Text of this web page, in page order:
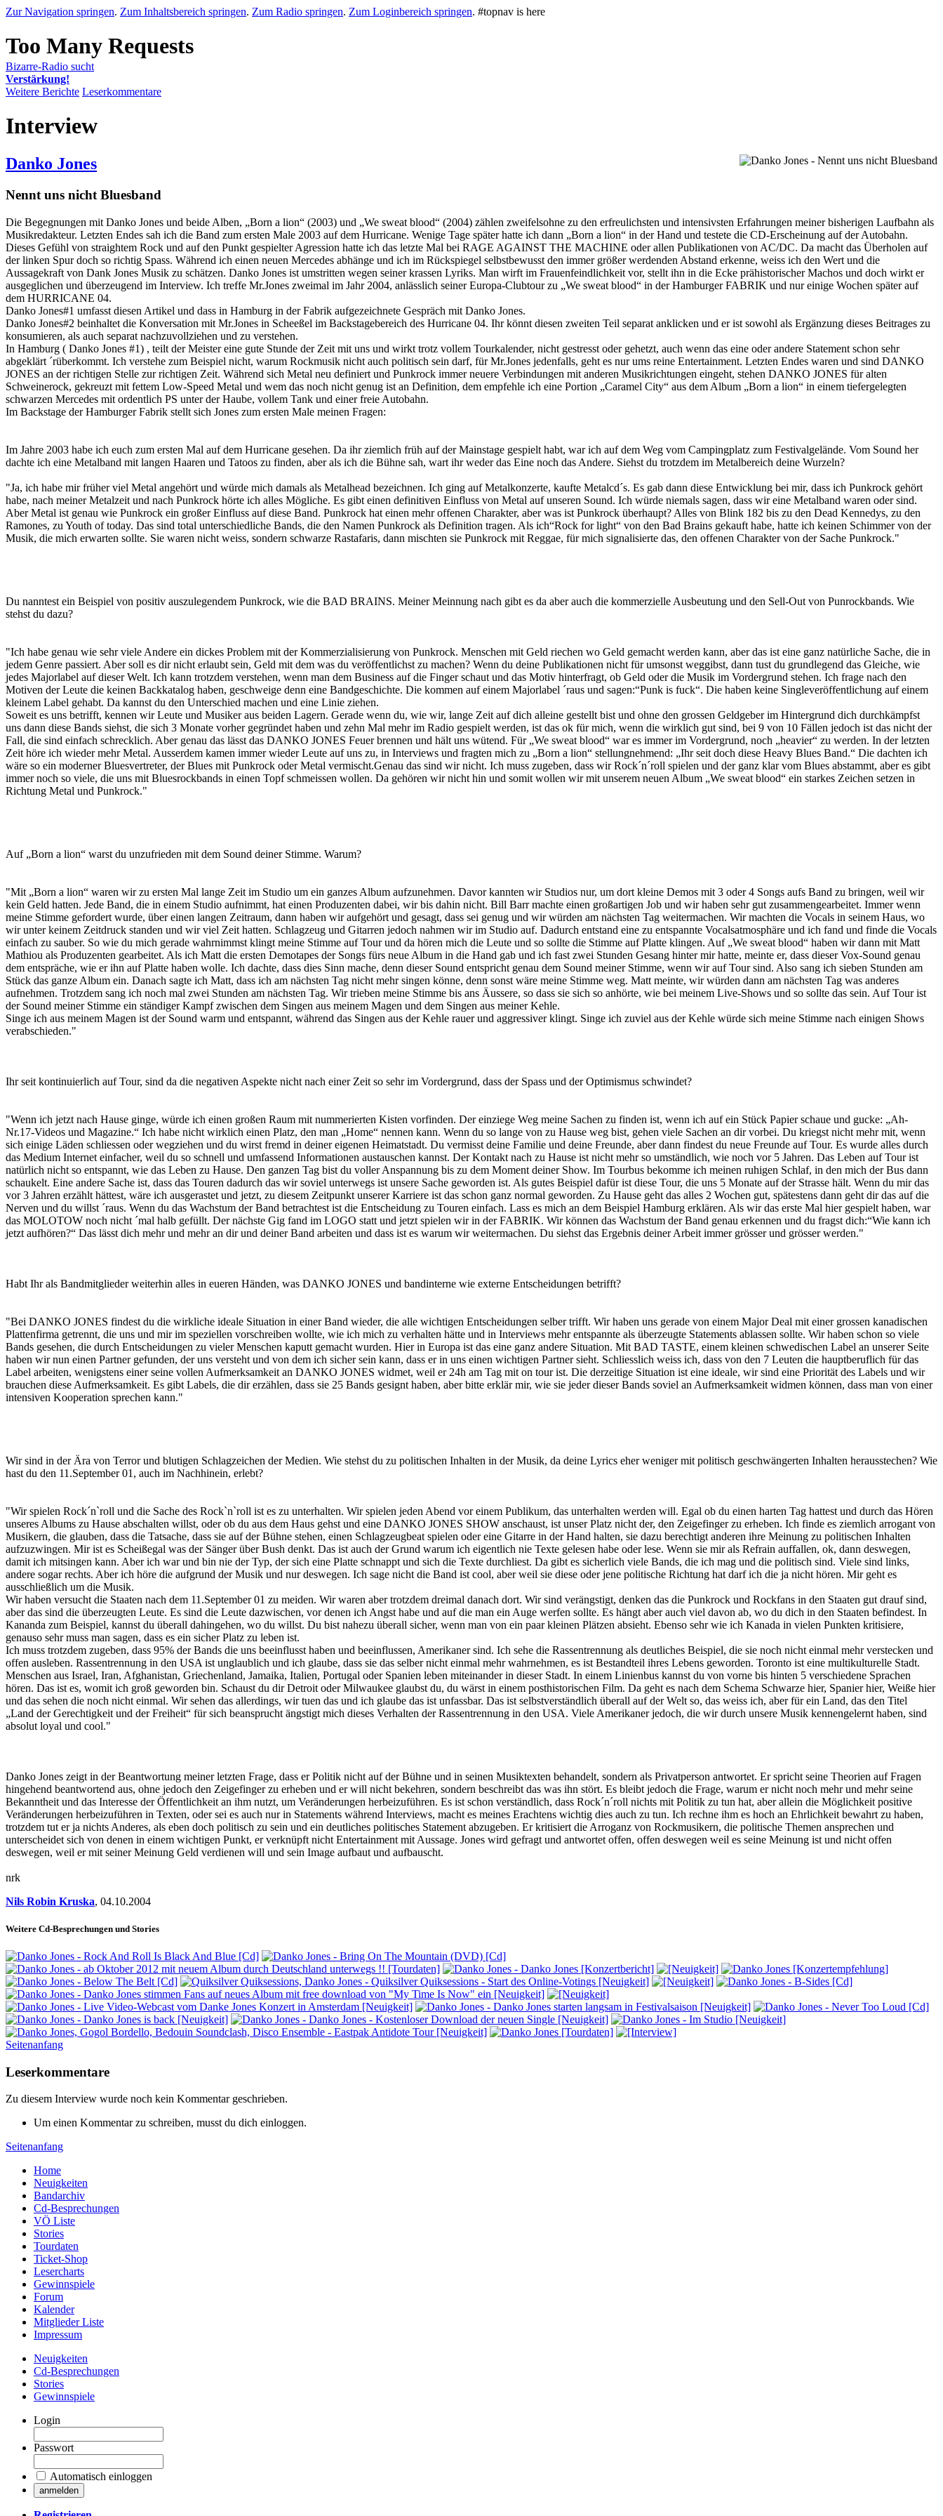
Zur Navigation springen. Zum Inhaltsbereich springen. Zum Radio springen. Zum Loginbereich springen. #topnav is here
Bizarre-Radio sucht
Verstärkung!
Weitere Berichte Leserkommentare
Interview
Danko Jones
Nennt uns nicht Bluesband
Die Begegnungen mit Danko Jones und beide Alben, „Born a lion“ (2003) und „We sweat blood“ (2004) zählen zweifelsohne zu den erfreulichsten und intensivsten Erfahrungen meiner bisherigen Laufbahn als
Musikredakteur. Letzten Endes sah ich die Band zum ersten Male 2003 auf dem Hurricane. Wenige Tage später hatte ich dann „Born a lion“ in der Hand und testete die CD-Erscheinung auf der Autobahn.
Dieses Gefühl von straightem Rock und auf den Punkt gespielter Agression hatte ich das letzte Mal bei RAGE AGAINST THE MACHINE oder allen Publikationen von AC/DC. Da macht das Überholen auf
der linken Spur doch so richtig Spass. Während ich einen neuen Mercedes abhänge und ich im Rückspiegel selbstbewusst den immer größer werdenden Abstand erkenne, weiss ich den Wert und die
Aussagekraft von Dank Jones Musik zu schätzen. Danko Jones ist umstritten wegen seiner krassen Lyriks. Man wirft im Frauenfeindlichkeit vor, stellt ihn in die Ecke prähistorischer Machos und doch wirkt er
ausgeglichen und überzeugend im Interview. Ich treffe Mr.Jones zweimal im Jahr 2004, anlässlich seiner Europa-Clubtour zu „We sweat blood“ in der Hamburger FABRIK und nur einige Wochen später auf
dem HURRICANE 04.
Danko Jones#1 umfasst diesen Artikel und dass in Hamburg in der Fabrik aufgezeichnete Gespräch mit Danko Jones.
Danko Jones#2 beinhaltet die Konversation mit Mr.Jones in Scheeßel im Backstagebereich des Hurricane 04. Ihr könnt diesen zweiten Teil separat anklicken und er ist sowohl als Ergänzung dieses Beitrages zu
konsumieren, als auch separat nachzuvollziehen und zu verstehen.
In Hamburg ( Danko Jones #1) , teilt der Meister eine gute Stunde der Zeit mit uns und wirkt trotz vollem Tourkalender, nicht gestresst oder gehetzt, auch wenn das eine oder andere Statement schon sehr
abgeklärt ´rüberkommt. Ich verstehe zum Beispiel nicht, warum Rockmusik nicht auch politisch sein darf, für Mr.Jones jedenfalls, geht es nur ums reine Entertainment. Letzten Endes waren und sind DANKO
JONES an der richtigen Stelle zur richtigen Zeit. Während sich Metal neu definiert und Punkrock immer neuere Verbindungen mit anderen Musikrichtungen eingeht, stehen DANKO JONES für alten
Schweinerock, gekreuzt mit fettem Low-Speed Metal und wem das noch nicht genug ist an Definition, dem empfehle ich eine Portion „Caramel City“ aus dem Album „Born a lion“ in einem tiefergelegten
schwarzen Mercedes mit ordentlich PS unter der Haube, vollem Tank und einer freie Autobahn.
Im Backstage der Hamburger Fabrik stellt sich Jones zum ersten Male meinen Fragen:
Im Jahre 2003 habe ich euch zum ersten Mal auf dem Hurricane gesehen. Da ihr ziemlich früh auf der Mainstage gespielt habt, war ich auf dem Weg vom Campingplatz zum Festivalgelände. Vom Sound her
dachte ich eine Metalband mit langen Haaren und Tatoos zu finden, aber als ich die Bühne sah, wart ihr weder das Eine noch das Andere. Siehst du trotzdem im Metalbereich deine Wurzeln?
"Ja, ich habe mir früher viel Metal angehört und würde mich damals als Metalhead bezeichnen. Ich ging auf Metalkonzerte, kaufte Metalcd´s. Es gab dann diese Entwicklung bei mir, dass ich Punkrock gehört
habe, nach meiner Metalzeit und nach Punkrock hörte ich alles Mögliche. Es gibt einen definitiven Einfluss von Metal auf unseren Sound. Ich würde niemals sagen, dass wir eine Metalband waren oder sind.
Aber Metal ist genau wie Punkrock ein großer Einfluss auf diese Band. Punkrock hat einen mehr offenen Charakter, aber was ist Punkrock überhaupt? Alles von Blink 182 bis zu den Dead Kennedys, zu den
Ramones, zu Youth of today. Das sind total unterschiedliche Bands, die den Namen Punkrock als Definition tragen. Als ich“Rock for light“ von den Bad Brains gekauft habe, hatte ich keinen Schimmer von der
Musik, die mich erwarten sollte. Sie waren nicht weiss, sondern schwarze Rastafaris, dann mischten sie Punkrock mit Reggae, für mich signalisierte das, den offenen Charakter von der Sache Punkrock."
Du nanntest ein Beispiel von positiv auszulegendem Punkrock, wie die BAD BRAINS. Meiner Meinnung nach gibt es da aber auch die kommerzielle Ausbeutung und den Sell-Out von Punrockbands. Wie
stehst du dazu?
"Ich habe genau wie sehr viele Andere ein dickes Problem mit der Kommerzialisierung von Punkrock. Menschen mit Geld riechen wo Geld gemacht werden kann, aber das ist eine ganz natürliche Sache, die in
jedem Genre passiert. Aber soll es dir nicht erlaubt sein, Geld mit dem was du veröffentlichst zu machen? Wenn du deine Publikationen nicht für umsonst weggibst, dann tust du grundlegend das Gleiche, wie
jedes Majorlabel auf dieser Welt. Ich kann trotzdem verstehen, wenn man dem Business auf die Finger schaut und das Motiv hinterfragt, ob Geld oder die Musik im Vordergrund stehen. Ich frage nach den
Motiven der Leute die keinen Backkatalog haben, geschweige denn eine Bandgeschichte. Die kommen auf einem Majorlabel ´raus und sagen:“Punk is fuck“. Die haben keine Singleveröffentlichung auf einem
kleinem Label gehabt. Da kannst du den Unterschied machen und eine Linie ziehen.
Soweit es uns betrifft, kennen wir Leute und Musiker aus beiden Lagern. Gerade wenn du, wie wir, lange Zeit auf dich alleine gestellt bist und ohne den grossen Geldgeber im Hintergrund dich durchkämpfst
uns dann diese Bands siehst, die sich 3 Monate vorher gegründet haben und zehn Mal mehr im Radio gespielt werden, ist das ok für mich, wenn die wirklich gut sind, bei 9 von 10 Fällen jedoch ist das nicht der
Fall, die sind einfach schrecklich. Aber genau das lässt das DANKO JONES Feuer brennen und hält uns wütend. Für „We sweat blood“ war es immer im Vordergrund, noch „heavier“ zu werden. In der letzten
Zeit höre ich wieder mehr Metal. Ausserdem kamen immer wieder Leute auf uns zu, in Interviews und fragten mich zu „Born a lion“ stellungnehmend: „Ihr seit doch diese Heavy Blues Band.“ Die dachten ich
wäre so ein moderner Bluesvertreter, der Blues mit Punkrock oder Metal vermischt.Genau das sind wir nicht. Ich muss zugeben, dass wir Rock´n´roll spielen und der ganz klar vom Blues abstammt, aber es gibt
immer noch so viele, die uns mit Bluesrockbands in einen Topf schmeissen wollen. Da gehören wir nicht hin und somit wollen wir mit unserem neuen Album „We sweat blood“ ein starkes Zeichen setzen in
Richtung Metal und Punkrock."
Auf „Born a lion“ warst du unzufrieden mit dem Sound deiner Stimme. Warum?
"Mit „Born a lion“ waren wir zu ersten Mal lange Zeit im Studio um ein ganzes Album aufzunehmen. Davor kannten wir Studios nur, um dort kleine Demos mit 3 oder 4 Songs aufs Band zu bringen, weil wir
kein Geld hatten. Jede Band, die in einem Studio aufnimmt, hat einen Produzenten dabei, wir bis dahin nicht. Bill Barr machte einen großartigen Job und wir haben sehr gut zusammengearbeitet. Immer wenn
meine Stimme gefordert wurde, über einen langen Zeitraum, dann haben wir aufgehört und gesagt, dass sei genug und wir würden am nächsten Tag weitermachen. Wir machten die Vocals in seinem Haus, wo
wir unter keinem Zeitdruck standen und wir viel Zeit hatten. Schlagzeug und Gitarren jedoch nahmen wir im Studio auf. Dadurch entstand eine zu entspannte Vocalsatmosphäre und ich fand und finde die Vocals
einfach zu sauber. So wie du mich gerade wahrnimmst klingt meine Stimme auf Tour und da hören mich die Leute und so sollte die Stimme auf Platte klingen. Auf „We sweat blood“ haben wir dann mit Matt
Mathiou als Produzenten gearbeitet. Als ich Matt die ersten Demotapes der Songs fürs neue Album in die Hand gab und ich fast zwei Stunden Gesang hinter mir hatte, meinte er, dass dieser Vox-Sound genau
dem entspräche, wie er ihn auf Platte haben wolle. Ich dachte, dass dies Sinn mache, denn dieser Sound entspricht genau dem Sound meiner Stimme, wenn wir auf Tour sind. Also sang ich sieben Stunden am
Stück das ganze Album ein. Danach sagte ich Matt, dass ich am nächsten Tag nicht mehr singen könne, denn sonst wäre meine Stimme weg. Matt meinte, wir würden dann am nächsten Tag was anderes
aufnehmen. Trotzdem sang ich noch mal zwei Stunden am nächsten Tag. Wir trieben meine Stimme bis ans Äussere, so dass sie sich so anhörte, wie bei meinem Live-Shows und so sollte das sein. Auf Tour ist
der Sound meiner Stimme ein ständiger Kampf zwischen dem Singen aus meinem Magen und dem Singen aus meiner Kehle.
Singe ich aus meinem Magen ist der Sound warm und entspannt, während das Singen aus der Kehle rauer und aggressiver klingt. Singe ich zuviel aus der Kehle würde sich meine Stimme nach einigen Shows
verabschieden."
Ihr seit kontinuierlich auf Tour, sind da die negativen Aspekte nicht nach einer Zeit so sehr im Vordergrund, dass der Spass und der Optimismus schwindet?
"Wenn ich jetzt nach Hause ginge, würde ich einen großen Raum mit nummerierten Kisten vorfinden. Der einziege Weg meine Sachen zu finden ist, wenn ich auf ein Stück Papier schaue und gucke: „Ah-
Nr.17-Videos und Magazine.“ Ich habe nicht wirklich einen Platz, den man „Home“ nennen kann. Wenn du so lange von zu Hause weg bist, gehen viele Sachen an dir vorbei. Du kriegst nicht mehr mit, wenn
sich einige Läden schliessen oder wegziehen und du wirst fremd in deiner eigenen Heimatstadt. Du vermisst deine Familie und deine Freunde, aber dann findest du neue Freunde auf Tour. Es wurde alles durch
das Medium Internet einfacher, weil du so schnell und umfassend Informationen austauschen kannst. Der Kontakt nach zu Hause ist nicht mehr so umständlich, wie noch vor 5 Jahren. Das Leben auf Tour ist
natürlich nicht so entspannt, wie das Leben zu Hause. Den ganzen Tag bist du voller Anspannung bis zu dem Moment deiner Show. Im Tourbus bekomme ich meinen ruhigen Schlaf, in den mich der Bus dann
schaukelt. Eine andere Sache ist, dass das Touren dadurch das wir soviel unterwegs ist unsere Sache geworden ist. Als gutes Beispiel dafür ist diese Tour, die uns 5 Monate auf der Strasse hält. Wenn du mir das
vor 3 Jahren erzählt hättest, wäre ich ausgerastet und jetzt, zu diesem Zeitpunkt unserer Karriere ist das schon ganz normal geworden. Zu Hause geht das alles 2 Wochen gut, spätestens dann geht dir das auf die
Nerven und du willst ´raus. Wenn du das Wachstum der Band betrachtest ist die Entscheidung zu Touren einfach. Lass es mich an dem Beispiel Hamburg erklären. Als wir das erste Mal hier gespielt haben, war
das MOLOTOW noch nicht ´mal halb gefüllt. Der nächste Gig fand im LOGO statt und jetzt spielen wir in der FABRIK. Wir können das Wachstum der Band genau erkennen und du fragst dich:“Wie kann ich
jetzt aufhören?“ Das lässt dich mehr und mehr an dir und deiner Band arbeiten und dass ist es warum wir weitermachen. Du siehst das Ergebnis deiner Arbeit immer grösser und grösser werden."
Habt Ihr als Bandmitglieder weiterhin alles in eueren Händen, was DANKO JONES und bandinterne wie externe Entscheidungen betrifft?
"Bei DANKO JONES findest du die wirkliche ideale Situation in einer Band wieder, die alle wichtigen Entscheidungen selber trifft. Wir haben uns gerade von einem Major Deal mit einer grossen kanadischen
Plattenfirma getrennt, die uns und mir im speziellen vorschreiben wollte, wie ich mich zu verhalten hätte und in Interviews mehr entspannte als überzeugte Statements ablassen sollte. Wir haben schon so viele
Bands gesehen, die durch Entscheidungen zu vieler Menschen kaputt gemacht wurden. Hier in Europa ist das eine ganz andere Situation. Mit BAD TASTE, einem kleinen schwedischen Label an unserer Seite
haben wir nun einen Partner gefunden, der uns versteht und von dem ich sicher sein kann, dass er in uns einen wichtigen Partner sieht. Schliesslich weiss ich, dass von den 7 Leuten die hauptberuflich für das
Label arbeiten, wenigstens einer seine vollen Aufmerksamkeit an DANKO JONES widmet, weil er 24h am Tag mit on tour ist. Die derzeitige Situation ist eine ideale, wir sind eine Priorität des Labels und wir
brauchen diese Aufmerksamkeit. Es gibt Labels, die dir erzählen, dass sie 25 Bands gesignt haben, aber bitte erklär mir, wie sie jeder dieser Bands soviel an Aufmerksamkeit widmen können, dass man von einer
intensiven Kooperation sprechen kann."
Wir sind in der Ära von Terror und blutigen Schlagzeichen der Medien. Wie stehst du zu politischen Inhalten in der Musik, da deine Lyrics eher weniger mit politisch geschwängerten Inhalten herausstechen? Wie
hast du den 11.September 01, auch im Nachhinein, erlebt?
"Wir spielen Rock´n`roll und die Sache des Rock`n`roll ist es zu unterhalten. Wir spielen jeden Abend vor einem Publikum, das unterhalten werden will. Egal ob du einen harten Tag hattest und durch das Hören
unseres Albums zu Hause abschalten willst, oder ob du aus dem Haus gehst und eine DANKO JONES SHOW anschaust, ist unser Platz nicht der, den Zeigefinger zu erheben. Ich finde es ziemlich arrogant von
Musikern, die glauben, dass die Tatsache, dass sie auf der Bühne stehen, einen Schlagzeugbeat spielen oder eine Gitarre in der Hand halten, sie dazu berechtigt anderen ihre Meinung zu politischen Inhalten
aufzuzwingen. Mir ist es Scheißegal was der Sänger über Bush denkt. Das ist auch der Grund warum ich eigentlich nie Texte gelesen habe oder lese. Wenn sie mir als Refrain auffallen, ok, dann deswegen,
damit ich mitsingen kann. Aber ich war und bin nie der Typ, der sich eine Platte schnappt und sich die Texte durchliest. Da gibt es sicherlich viele Bands, die ich mag und die politisch sind. Viele sind links,
andere sogar rechts. Aber ich höre die aufgrund der Musik und nur deswegen. Ich sage nicht die Band ist cool, aber weil sie diese oder jene politische Richtung hat darf ich die ja nicht hören. Mir geht es
ausschließlich um die Musik.
Wir haben versucht die Staaten nach dem 11.September 01 zu meiden. Wir waren aber trotzdem dreimal danach dort. Wir sind verängstigt, denken das die Punkrock und Rockfans in den Staaten gut drauf sind,
aber das sind die überzeugten Leute. Es sind die Leute dazwischen, vor denen ich Angst habe und auf die man ein Auge werfen sollte. Es hängt aber auch viel davon ab, wo du dich in den Staaten befindest. In
Kananda zum Beispiel, kannst du überall dahingehen, wo du willst. Du bist nahezu überall sicher, wenn man von ein paar kleinen Plätzen absieht. Ebenso sehr wie ich Kanada in vielen Punkten kritisiere,
genauso sehr muss man sagen, dass es ein sicher Platz zu leben ist.
Ich muss trotzdem zugeben, dass 95% der Bands die uns beeinflusst haben und beeinflussen, Amerikaner sind. Ich sehe die Rassentrennung als deutliches Beispiel, die sie noch nicht einmal mehr verstecken und
offen ausleben. Rassentrennung in den USA ist unglaublich und ich glaube, dass sie das selber nicht einmal mehr wahrnehmen, es ist Bestandteil ihres Lebens geworden. Toronto ist eine multikulturelle Stadt.
Menschen aus Israel, Iran, Afghanistan, Griechenland, Jamaika, Italien, Portugal oder Spanien leben miteinander in dieser Stadt. In einem Linienbus kannst du von vorne bis hinten 5 verschiedene Sprachen
hören. Das ist es, womit ich groß geworden bin. Schaust du dir Detroit oder Milwaukee glaubst du, du wärst in einem posthistorischen Film. Da geht es nach dem Schema Schwarze hier, Spanier hier, Weiße hier
und das sehen die noch nicht einmal. Wir sehen das allerdings, wir tuen das und ich glaube das ist unfassbar. Das ist selbstverständlich überall auf der Welt so, das weiss ich, aber für ein Land, das den Titel
„Land der Gerechtigkeit und der Freiheit“ für sich beansprucht ängstigt mich dieses Verhalten der Rassentrennung in den USA. Viele Amerikaner jedoch, die wir durch unsere Musik kennengelernt haben, sind
absolut loyal und cool."
Danko Jones zeigt in der Beantwortung meiner letzten Frage, dass er Politik nicht auf der Bühne und in seinen Musiktexten behandelt, sondern als Privatperson antwortet. Er spricht seine Theorien auf Fragen
hingehend beantwortend aus, ohne jedoch den Zeigefinger zu erheben und er will nicht bekehren, sondern beschreibt das was ihn stört. Es bleibt jedoch die Frage, warum er nicht noch mehr und mehr seine
Bekanntheit und das Interesse der Öffentlichkeit an ihm nutzt, um Veränderungen herbeizuführen. Es ist schon verständlich, dass Rock´n´roll nichts mit Politik zu tun hat, aber allein die Möglichkeit positive
Veränderungen herbeizuführen in Texten, oder sei es auch nur in Statements während Interviews, macht es meines Erachtens wichtig dies auch zu tun. Ich rechne ihm es hoch an Ehrlichkeit bewahrt zu haben,
trotzdem tut er ja nichts Anderes, als eben doch politisch zu sein und ein deutliches politisches Statement abzugeben. Er kritisiert die Arroganz von Rockmusikern, die politische Themen ansprechen und
unterscheidet sich von denen in einem wichtigen Punkt, er verknüpft nicht Entertainment mit Aussage. Jones wird gefragt und antwortet offen, offen deswegen weil es seine Meinung ist und nicht offen
deswegen, weil er mit seiner Meinung Geld verdienen will und sein Image aufbaut und aufbauscht.
nrk
Nils Robin Kruska, 04.10.2004
Weitere Cd-Besprechungen und Stories
Seitenanfang
Leserkommentare
Zu diesem Interview wurde noch kein Kommentar geschrieben.
Um einen Kommentar zu schreiben, musst du dich einloggen.
Seitenanfang
Home
Neuigkeiten
Bandarchiv
Cd-Besprechungen
VÖ Liste
Stories
Tourdaten
Ticket-Shop
Lesercharts
Gewinnspiele
Forum
Kalender
Mitglieder Liste
Impressum
Neuigkeiten
Cd-Besprechungen
Stories
Gewinnspiele
Login
Passwort
Automatisch einloggen